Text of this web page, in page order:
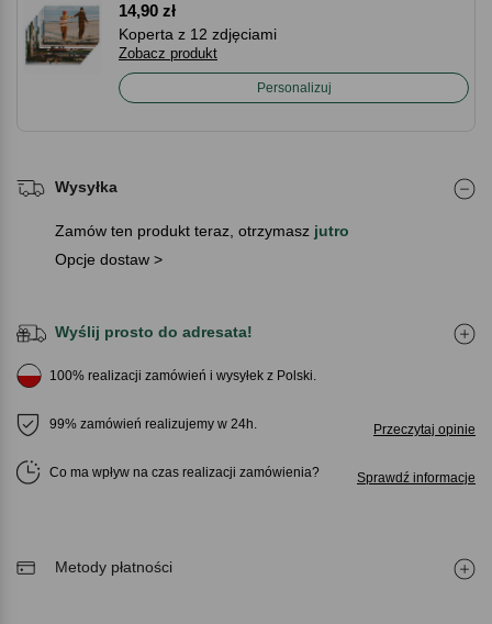
14,90 zł
Koperta z 12 zdjęciami
Zobacz produkt
Personalizuj
Wysyłka
Zamów ten produkt teraz, otrzymasz jutro
Opcje dostaw >
Wyślij prosto do adresata!
100% realizacji zamówień i wysyłek z Polski.
99% zamówień realizujemy w 24h. Przeczytaj opinie
Co ma wpływ na czas realizacji zamówienia Sprawdź informacje
Metody płatności